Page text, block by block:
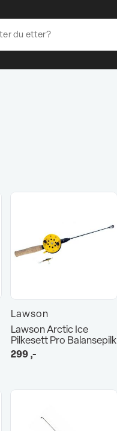
Lawson
Lawson Arctic Ice
Pilkesett Pro Balansepilk
299,-